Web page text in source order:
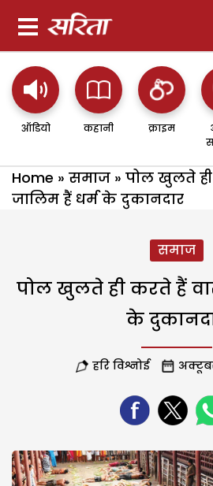
ऑडियो कहानी क्राइम
Home » समाज » पोल खुलते
जालिम हैं धर्म के दुकानदार
समाज
पोल खुलते ही करते हैं
के
हरि विश्नोई